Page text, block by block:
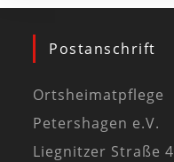
Postanschrift
Ortsheimatpflege
Petershagen e.V.
Liegnitzer Straße 4